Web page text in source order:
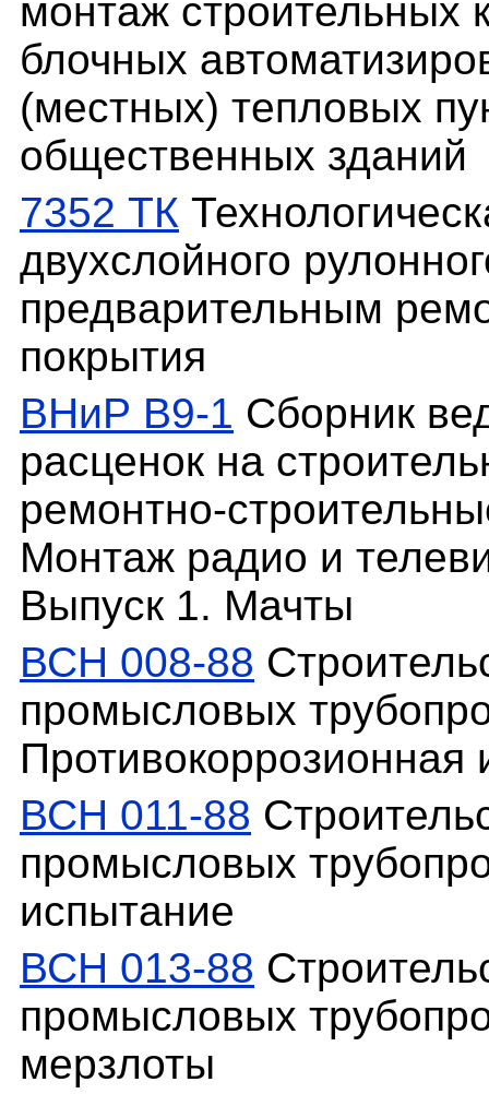
монтаж строительных
блочных
(местных) тепловых
общественных зданий
7352 ТК
двухслойного
предварительным
покрытия
ВНиР В9-1 Сборник
расценок на
ремонтно-
Монтаж радио и
Выпуск 1. Мачты
ВСН 008-88
промысловых
Противокоррозионная
ВСН 011-88
промысловых
испытание
ВСН 013-88
промысловых
мерзлоты